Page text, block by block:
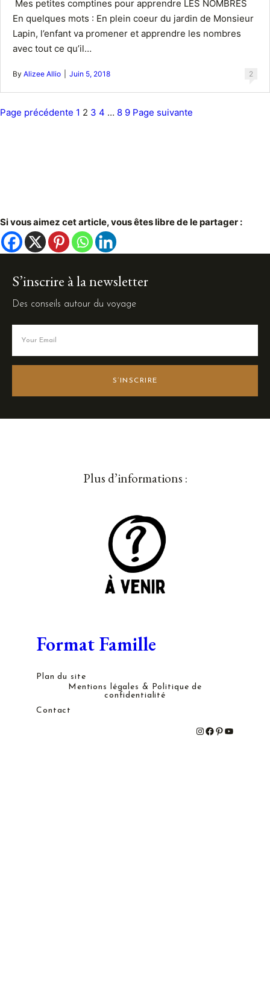
Mes petites comptines pour apprendre LES NOMBRES
En quelques mots : En plein coeur du jardin de Monsieur
Lapin, l’enfant va promener et apprendre les nombres
avec tout ce qu’il…
2
By Alizee Allio Juin 5, 2018
P
N
a
v
Page précédente 1 2 3 4 … 8 9 Page suivante
Si vous aimez cet article, vous êtes libre de le partager :
S’inscrire à la newsletter
Des conseils autour du voyage
S’INSCRIRE
Plus d’informations :
Format Famille
Plan du site
Mentions légales & Politique de
confidentialité
Contact
# # # #